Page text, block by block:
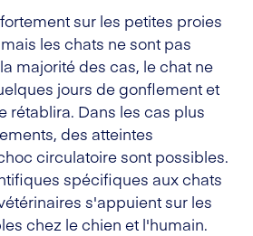
sur les petites proies
les chats ne sont pas
majorité des cas, le chat ne
jours de gonflement et
rétablira. Dans les cas plus
des atteintes
circulatoire sont possibles.
spécifiques aux chats
s'appuient sur les
chez le chien et l'humain.